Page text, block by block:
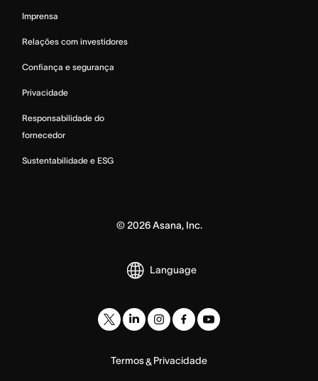
Imprensa
Relações com investidores
Confiança e segurança
Privacidade
Responsabilidade do
fornecedor
Sustentabilidade e ESG
© 2026Asana, Inc.
Language
Termos& Privacidade